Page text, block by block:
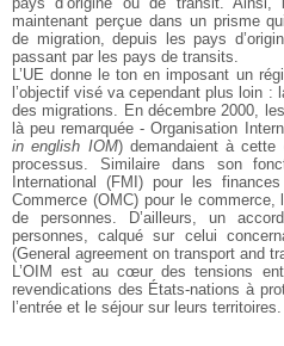
maintenant perçue dans un prisme
de migration, depuis les pays
passant par les pays de transits.
L’UE donne le ton en imposant un
l’objectif visé va cependant plus loin :
des migrations. En décembre 2000,
là peu remarquée - Organisation
in english IOM) demandaient à
processus. Similaire dans son
International (FMI) pour les
Commerce (OMC) pour le commerce,
de personnes. D’ailleurs, un
personnes, calqué sur celui
(General agreement on transport and
L’OIM est au cœur des tensions
revendications des États-nations à
l’entrée et le séjour sur leurs territoires.